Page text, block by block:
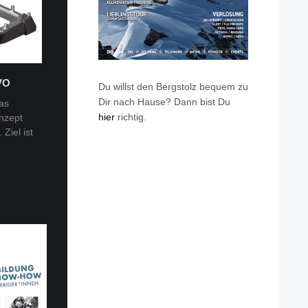
Ziel ist
Tobi
Van
Du willst den Bergstolz bequem zu
Dir nach Hause? Dann bist Du
hierrichtig.